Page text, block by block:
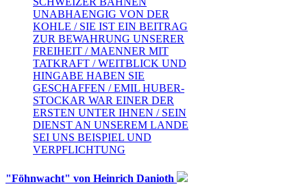
UNABHAENGIG VON DER
KOHLE / SIE IST EIN BEITRAG
ZUR BEWAHRUNG UNSERER
FREIHEIT / MAENNER MIT
TATKRAFT / WEITBLICK UND
HINGABE HABEN SIE
GESCHAFFEN / EMIL HUBER-
STOCKAR WAR EINER DER
ERSTEN UNTER IHNEN / SEIN
DIENST AN UNSEREM LANDE
SEI UNS BEISPIEL UND
VERPFLICHTUNG
"Föhnwacht" von Heinrich Danioth